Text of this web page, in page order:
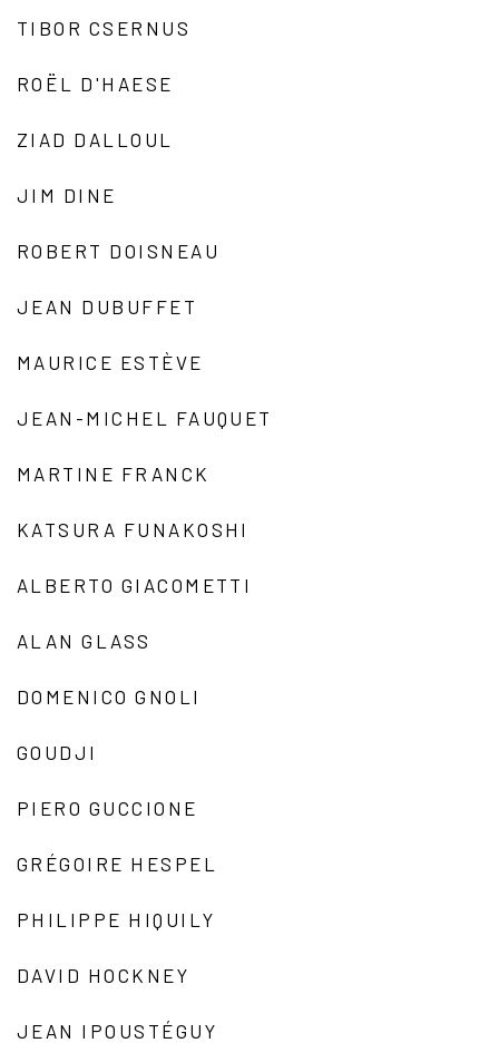
TIBOR CSERNUS
ROËL D'HAESE
ZIAD DALLOUL
JIM DINE
ROBERT DOISNEAU
JEAN DUBUFFET
MAURICE ESTÈVE
JEAN-MICHEL FAUQUET
MARTINE FRANCK
KATSURA FUNAKOSHI
ALBERTO GIACOMETTI
ALAN GLASS
DOMENICO GNOLI
GOUDJI
PIERO GUCCIONE
GRÉGOIRE HESPEL
PHILIPPE HIQUILY
DAVID HOCKNEY
JEAN IPOUSTÉGUY